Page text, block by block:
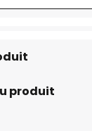
produit